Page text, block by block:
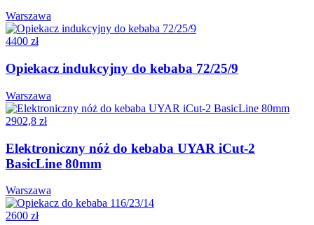
Warszawa
4400 zł
Opiekacz indukcyjny do kebaba 72/25/9
Warszawa
2902,8 zł
Elektroniczny nóż do kebaba UYAR iCut-2
BasicLine 80mm
Warszawa
2600 zł